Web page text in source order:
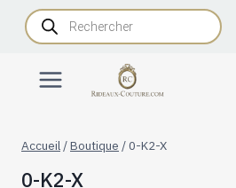
AllerRecherche
de
produits
Accueil /Boutique /0-K2-X
0-K2-X